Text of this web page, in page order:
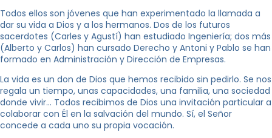
Todos ellos son jóvenes que han experimentado la llamada a
dar su vida a Dios y a los hermanos. Dos de los futuros
sacerdotes (Carles y Agustí) han estudiado Ingeniería; dos más
(Alberto y Carlos) han cursado Derecho y Antoni y Pablo se han
formado en Administración y Dirección de Empresas.
La vida es un don de Dios que hemos recibido sin pedirlo. Se nos
regala un tiempo, unas capacidades, una familia, una sociedad
donde vivir… Todos recibimos de Dios una invitación particular a
colaborar con Él en la salvación del mundo. Sí, el Señor
concede a cada uno su propia vocación.